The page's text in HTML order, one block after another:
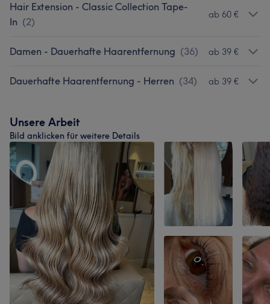
Hair Extension - Classic Collection Tape-
In (2)
ab 60 €
Damen - Dauerhafte Haarentfernung (36) ab 39 €
Dauerhafte Haarentfernung - Herren (34) ab 39 €
Unsere Arbeit
Bild anklicken für weitere Details